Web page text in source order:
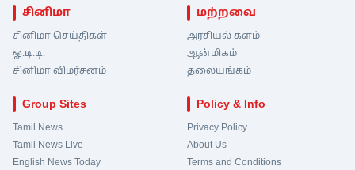
சினிமா
சினிமா செய்திகள்
ஓ.டி.டி.
சினிமா விமர்சனம்
மற்றவை
அரசியல் களம்
ஆன்மிகம்
தலையங்கம்
Group Sites
Tamil News
Tamil News Live
English News Today
Policy & Info
Privacy Policy
About Us
Terms and Conditions